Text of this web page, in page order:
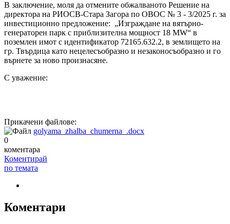
В заключение, моля да отмените обжалваното Решение на
директора на РИОСВ-Стара Загора по ОВОС № 3 - 3/2025 г. за
инвестиционно предложение: „Изграждане на вятърно-
генераторен парк с приблизителна мощност 18 MW“ в
поземлен имот с идентификатор 72165.632.2, в землището на
гр. Твърдица като нецелесъобразно и незаконосъобразно и го
върнете за ново произнасяне.
С уважение:
Прикачени файлове:
golyama_zhalba_chumerna_.docx
0
коментара
Коментирай
по темата
Коментари